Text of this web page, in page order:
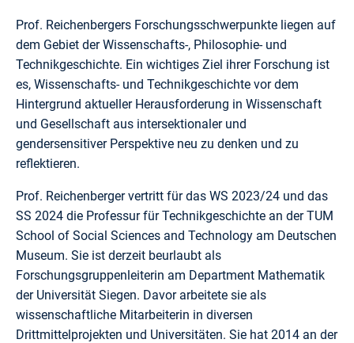
Prof. Reichenbergers Forschungsschwerpunkte liegen auf
dem Gebiet der Wissenschafts-, Philosophie- und
Technikgeschichte. Ein wichtiges Ziel ihrer Forschung ist
es, Wissenschafts- und Technikgeschichte vor dem
Hintergrund aktueller Herausforderung in Wissenschaft
und Gesellschaft aus intersektionaler und
gendersensitiver Perspektive neu zu denken und zu
reflektieren.
Prof. Reichenberger vertritt für das WS 2023/24 und das
SS 2024 die Professur für Technikgeschichte an der TUM
School of Social Sciences and Technology am Deutschen
Museum. Sie ist derzeit beurlaubt als
Forschungsgruppenleiterin am Department Mathematik
der Universität Siegen. Davor arbeitete sie als
wissenschaftliche Mitarbeiterin in diversen
Drittmittelprojekten und Universitäten. Sie hat 2014 an der